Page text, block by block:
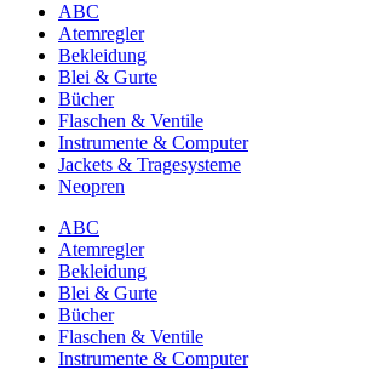
ABC
Atemregler
Bekleidung
Blei & Gurte
Bücher
Flaschen & Ventile
Instrumente & Computer
Jackets & Tragesysteme
Neopren
ABC
Atemregler
Bekleidung
Blei & Gurte
Bücher
Flaschen & Ventile
Instrumente & Computer